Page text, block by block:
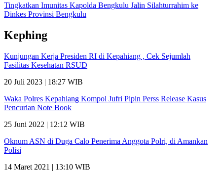
Tingkatkan Imunitas Kapolda Bengkulu Jalin Silahturrahim ke
Dinkes Provinsi Bengkulu
Kephing
Kunjungan Kerja Presiden RI di Kepahiang , Cek Sejumlah
Fasilitas Kesehatan RSUD
20 Juli 2023 | 18:27 WIB
Waka Polres Kepahiang Kompol Jufri Pipin Perss Release Kasus
Pencurian Note Book
25 Juni 2022 | 12:12 WIB
Oknum ASN di Duga Calo Penerima Anggota Polri, di Amankan
Polisi
14 Maret 2021 | 13:10 WIB